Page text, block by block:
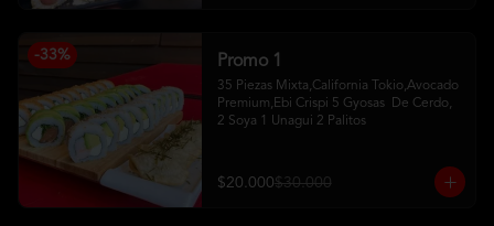
-33% Promo 1
35 Piezas Mixta,California Tokio,Avocado
Premium,Ebi Crispi 5 Gyosas  De Cerdo,
2 Soya 1 Unagui 2 Palitos
$20.000$30.000